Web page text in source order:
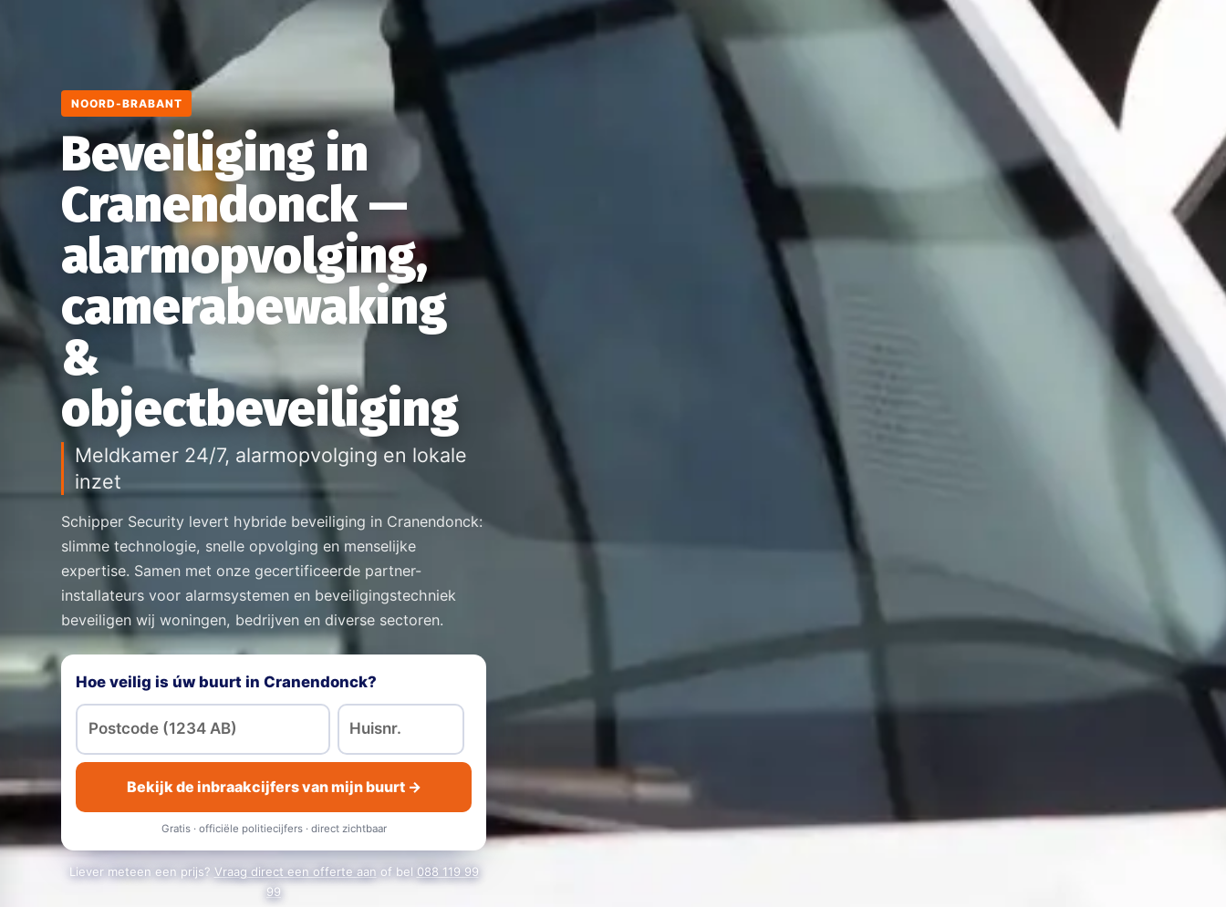
NOORD-BRABANT
Beveiliging in
Cranendonck —
alarmopvolging,
camerabewaking
&
objectbeveiliging
Meldkamer 24/7, alarmopvolging en lokale
inzet
Schipper Security levert hybride beveiliging in Cranendonck:
slimme technologie, snelle opvolging en menselijke
expertise. Samen met onze gecertificeerde partner-
installateurs voor alarmsystemen en beveiligingstechniek
beveiligen wij woningen, bedrijven en diverse sectoren.
Hoe veilig is úw buurt in Cranendonck?
Bekijk de inbraakcijfers van mijn buurt →
Gratis · officiële politiecijfers · direct zichtbaar
Liever meteen een prijs? Vraag direct een offerte aan of bel 088 119 99
99